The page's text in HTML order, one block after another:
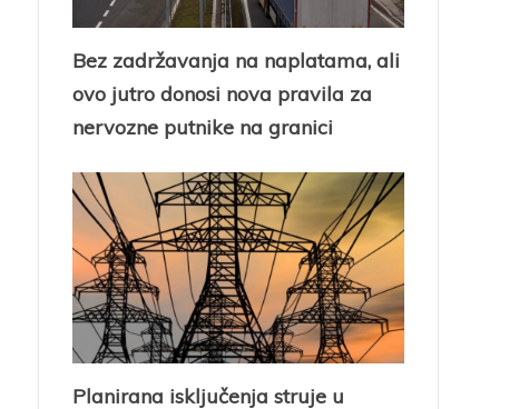
Bez zadržavanja na naplatama, ali
ovo jutro donosi nova pravila za
nervozne putnike na granici
Planirana isključenja struje u